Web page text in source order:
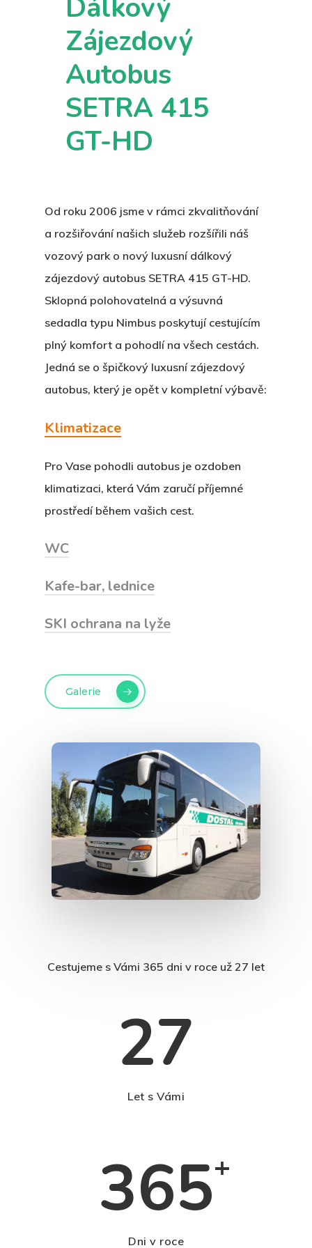
Dálkový
Zájezdový
Autobus
SETRA 415
GT-HD
Od roku 2006 jsme v rámci zkvalitňování
a rozšiřování našich služeb rozšířili náš
vozový park o nový luxusní dálkový
zájezdový autobus SETRA 415 GT-HD.
Sklopná polohovatelná a výsuvná
sedadla typu Nimbus poskytují cestujícím
plný komfort a pohodlí na všech cestách.
Jedná se o špičkový luxusní zájezdový
autobus, který je opět v kompletní výbavě:
Klimatizace
Pro Vase pohodli autobus je ozdoben
klimatizaci, která Vám zaručí příjemné
prostředí během vašich cest.
WC
Kafe-bar, lednice
SKI ochrana na lyže
Galerie
Cestujeme s Vámi 365 dni v roce už 27 let
27
Let s Vámi
365+
Dni v roce
Hlavní
Galerie
Kontakt